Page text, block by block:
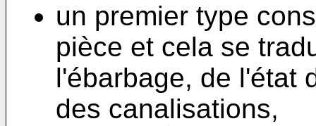
un premier type
pièce et cela se
l'ébarbage, de l'état
des canalisations,